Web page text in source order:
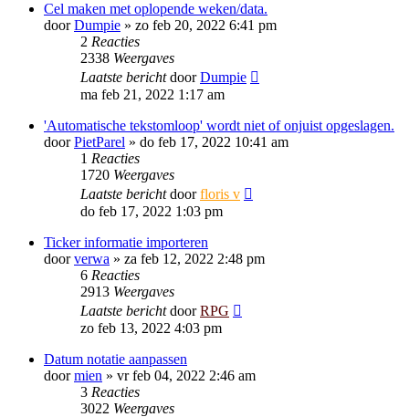
Cel maken met oplopende weken/data.
doorDumpie » zo feb 20, 2022 6:41 pm
2 Reacties
2338 Weergaves
Laatste berichtdoorDumpie
ma feb 21, 2022 1:17 am
'Automatische tekstomloop' wordt niet of onjuist opgeslagen.
doorPietParel » do feb 17, 2022 10:41 am
1 Reacties
1720 Weergaves
Laatste berichtdoorfloris v
do feb 17, 2022 1:03 pm
Ticker informatie importeren
doorverwa » za feb 12, 2022 2:48 pm
6 Reacties
2913 Weergaves
Laatste berichtdoorRPG
zo feb 13, 2022 4:03 pm
Datum notatie aanpassen
doormien » vr feb 04, 2022 2:46 am
3 Reacties
3022 Weergaves